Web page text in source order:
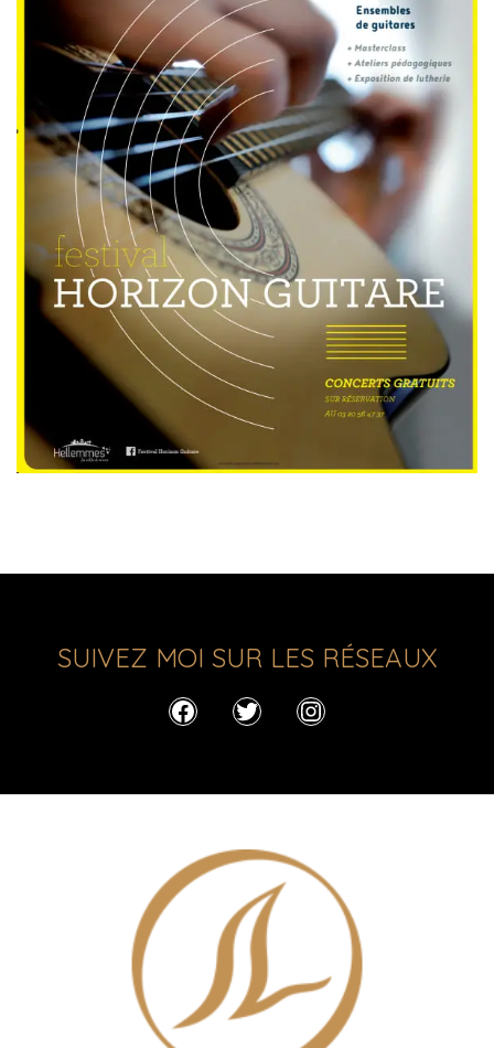
SUIVEZ MOI SUR LES RÉSEAUX
FacebookTwitterInstagram